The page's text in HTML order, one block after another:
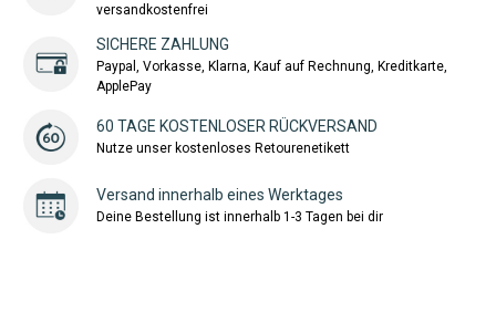
versandkostenfrei
SICHERE ZAHLUNG
Paypal, Vorkasse, Klarna, Kauf auf Rechnung, Kreditkarte,
ApplePay
60 TAGE KOSTENLOSER RÜCKVERSAND
Nutze unser kostenloses Retourenetikett
Versand innerhalb eines Werktages
Deine Bestellung ist innerhalb 1-3 Tagen bei dir